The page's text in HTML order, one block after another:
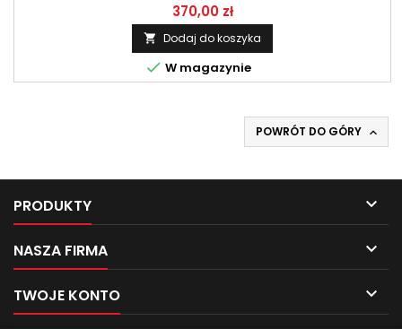
370,00 zł
 Dodaj do koszyka
 W magazynie
POWRÓT DO GÓRY 
PRODUKTY 
NASZA FIRMA 
TWOJE KONTO 